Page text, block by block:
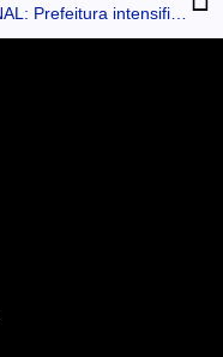
FAXINAL: Prefeitura intensifica preparativos para a 1ª EXPOHORTIFAXINAL 2026